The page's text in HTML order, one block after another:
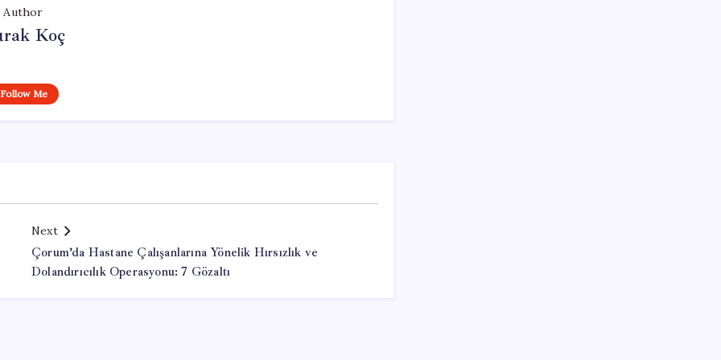
Author
Koç
Follow Me
Next
Çorum’da Hastane Çalışanlarına Yönelik Hırsızlık ve
Dolandırıcılık Operasyonu: 7 Gözaltı